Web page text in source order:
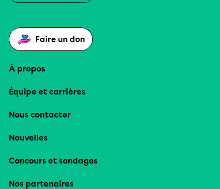
Faire un don
À propos
Équipe et carrières
Nous contacter
Nouvelles
Concours et sondages
Nos partenaires